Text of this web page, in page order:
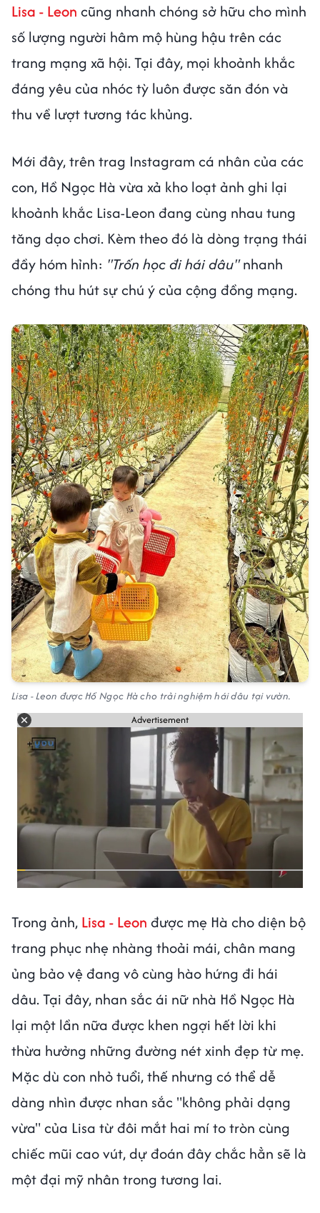
Lisa - Leon cũng nhanh chóng sở hữu cho mình
số lượng người hâm mộ hùng hậu trên các
trang mạng xã hội. Tại đây, mọi khoảnh khắc
đáng yêu của nhóc tỳ luôn được săn đón và
thu về lượt tương tác khủng.
Mới đây, trên trag Instagram cá nhân của các
con, Hồ Ngọc Hà vừa xả kho loạt ảnh ghi lại
khoảnh khắc Lisa-Leon đang cùng nhau tung
tăng dạo chơi. Kèm theo đó là dòng trạng thái
đầy hóm hỉnh: "Trốn học đi hái dâu"nhanh
chóng thu hút sự chú ý của cộng đồng mạng.
Lisa - Leon được Hồ Ngọc Hà cho trải nghiệm hái dâu tại vườn.
Advertisement
Trong ảnh, Lisa - Leon được mẹ Hà cho diện bộ
trang phục nhẹ nhàng thoải mái, chân mang
ủng bảo vệ đang vô cùng hào hứng đi hái
dâu. Tại đây, nhan sắc ái nữ nhà Hồ Ngọc Hà
lại một lần nữa được khen ngợi hết lời khi
thừa hưởng những đường nét xinh đẹp từ mẹ.
Mặc dù con nhỏ tuổi, thế nhưng có thể dễ
dàng nhìn được nhan sắc "không phải dạng
vừa" của Lisa từ đôi mắt hai mí to tròn cùng
chiếc mũi cao vút, dự đoán đây chắc hẳn sẽ là
một đại mỹ nhân trong tương lai.